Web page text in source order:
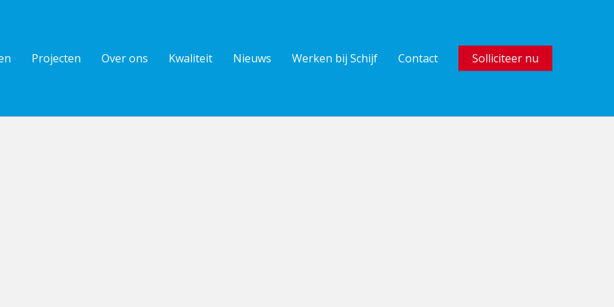
Projecten Over ons Kwaliteit Nieuws Werken bij Schijf Contact Solliciteer nu